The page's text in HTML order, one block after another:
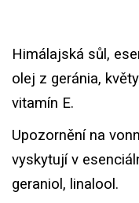
Himálajská sůl,
olej z geránia,
vitamín E.
Upozornění na
vyskytují v
geraniol, linalool.